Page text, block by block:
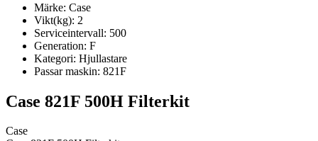
Märke: Case
Vikt(kg): 2
Serviceintervall: 500
Generation: F
Kategori: Hjullastare
Passar maskin: 821F
Case 821F 500H Filterkit
Case